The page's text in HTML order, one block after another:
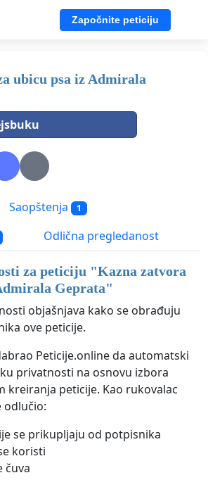
Započnite peticiju
ubicu psa iz Admirala
Saopštenja 1
Odlična pregledanost
za peticiju "Kazna zatvora
Geprata"
objašnjava kako se obrađuju
ove peticije.
Peticije.online da automatski
privatnosti na osnovu izbora
kreiranja peticije. Kao rukovalac
odlučio:
se prikupljaju od potpisnika
koristi
čuva